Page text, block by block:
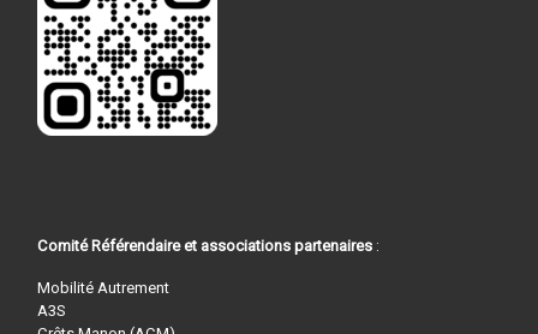
Comité Référendaire et associations partenaires :
Mobilité Autrement
A3S